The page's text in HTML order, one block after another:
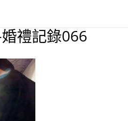
禮記錄066